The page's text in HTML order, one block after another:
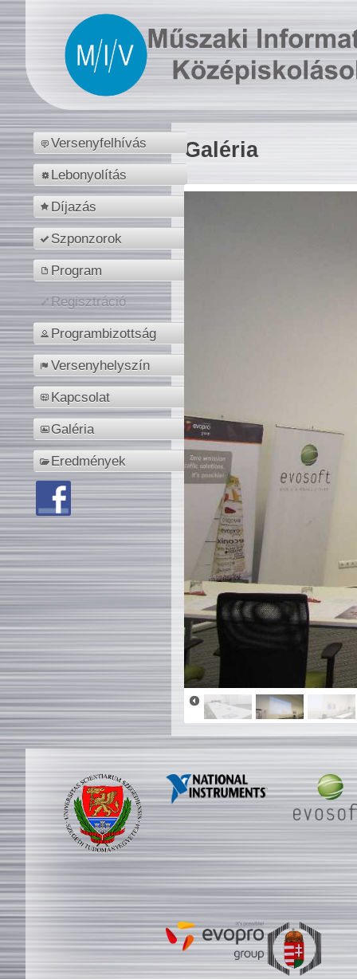
Versenyfelhívás
Lebonyolítás
Díjazás
Szponzorok
Program
Regisztráció
Programbizottság
Versenyhelyszín
Kapcsolat
Galéria
Eredmények
Galéria